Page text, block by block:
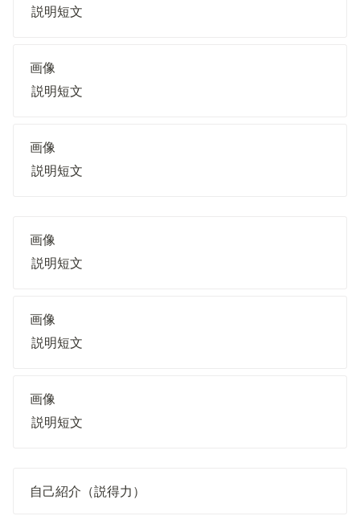
説明短文
画像
説明短文
画像
説明短文
画像
説明短文
画像
説明短文
画像
説明短文
自己紹介（説得力）